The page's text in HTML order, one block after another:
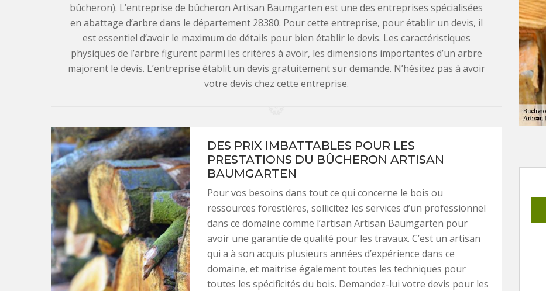
bûcheron). L’entreprise de bûcheron Artisan Baumgarten est une des entreprises spécialisées
en abattage d’arbre dans le département 28380. Pour cette entreprise, pour établir un devis, il
est essentiel d’avoir le maximum de détails pour bien établir le devis. Les caractéristiques
physiques de l’arbre figurent parmi les critères à avoir, les dimensions importantes d’un arbre
majorent le devis. L’entreprise établit un devis gratuitement sur demande. N’hésitez pas à avoir
votre devis chez cette entreprise.
DES PRIX IMBATTABLES POUR LES
PRESTATIONS DU BÛCHERON ARTISAN
BAUMGARTEN
Pour vos besoins dans tout ce qui concerne le bois ou
ressources forestières, sollicitez les services d’un professionnel
dans ce domaine comme l’artisan Artisan Baumgarten pour
avoir une garantie de qualité pour les travaux. C’est un artisan
qui a à son acquis plusieurs années d’expérience dans ce
domaine, et maitrise également toutes les techniques pour
toutes les spécificités du bois. Demandez-lui votre devis pour les